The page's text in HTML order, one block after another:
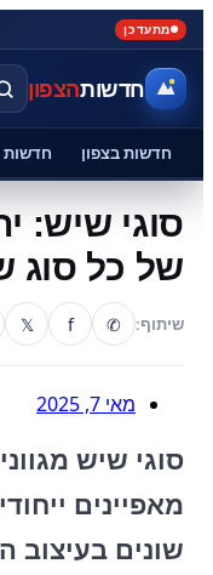
מתעדכן
חדשותהצפון
חדשות בצפון חדשות
סוגי שיש:
של כל סוג
שיתוף: ✆
f
𝕏
מאי 7, 2025
סוגי שיש
מאפיינים
שונים בעיצוב